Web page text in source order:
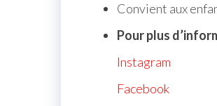
Convient aux
Pour plus
Instagram
Facebook